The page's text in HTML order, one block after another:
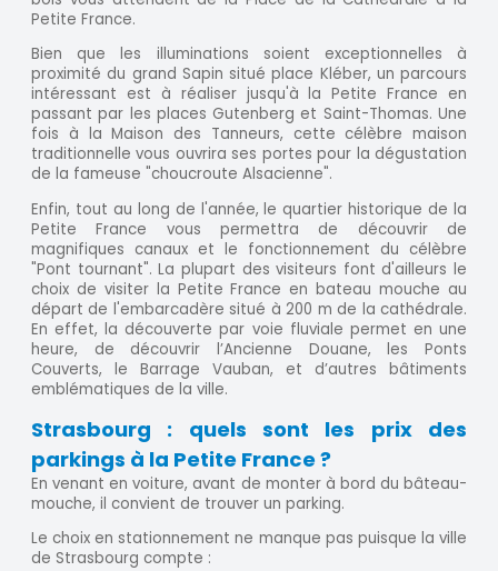
Petite France.
Bien que les illuminations soient exceptionnelles à
proximité du grand Sapin situé place Kléber, un parcours
intéressant est à réaliser jusqu'à la Petite France en
passant par les places Gutenberg et Saint-Thomas. Une
fois à la Maison des Tanneurs, cette célèbre maison
traditionnelle vous ouvrira ses portes pour la dégustation
de la fameuse "choucroute Alsacienne".
Enfin, tout au long de l'année, le quartier historique de la
Petite France vous permettra de découvrir de
magnifiques canaux et le fonctionnement du célèbre
"Pont tournant". La plupart des visiteurs font d'ailleurs le
choix de visiter la Petite France en bateau mouche au
départ de l'embarcadère situé à 200 m de la cathédrale.
En effet, la découverte par voie fluviale permet en une
heure, de découvrir l’Ancienne Douane, les Ponts
Couverts, le Barrage Vauban, et d’autres bâtiments
emblématiques de la ville.
Strasbourg : quels sont les prix des
parkings à la Petite France ?
En venant en voiture, avant de monter à bord du bâteau-
mouche, il convient de trouver un parking.
Le choix en stationnement ne manque pas puisque la ville
de Strasbourg compte :